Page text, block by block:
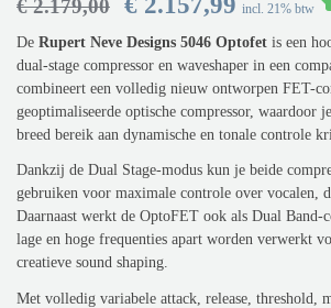
€2.179,00 incl. 21% btw
De Rupert Neve Designs 5046 Optofet is een
dual-stage compressor en waveshaper in een
combineert een volledig nieuw ontworpen FET-
geoptimaliseerde optische compressor, waardoor
breed bereik aan dynamische en tonale controle
Dankzij de Dual Stage-modus kun je beide
gebruiken voor maximale controle over vocalen,
Daarnaast werkt de OptoFET ook als Dual Band-
lage en hoge frequenties apart worden verwerkt
creatieve sound shaping.
Met volledig variabele attack, release, threshold,